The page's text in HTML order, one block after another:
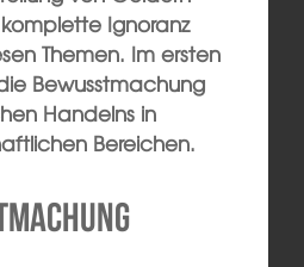
Ignoranz
Themen. Im ersten
Bewusstmachung
Handelns in
Bereichen.